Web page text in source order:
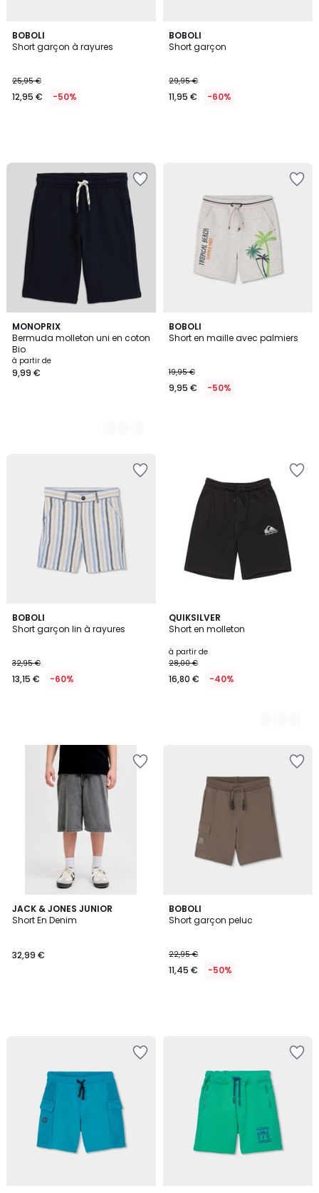
BOBOLI
Short garçon à rayures
25,95 €
12,95 € -50%
BOBOLI
Short garçon
29,95 €
11,95 € -60%
MONOPRIX
Bermuda molleton uni en coton
Bio
à partir de
9,99 €
4
Couleurs
BOBOLI
Short en maille avec palmiers
19,95 €
9,95 € -50%
BOBOLI
Short garçon lin à rayures
32,95 €
13,15 € -60%
QUIKSILVER
Short en molleton
à partir de
28,00 €
16,80 € -40%
4
Couleurs
JACK & JONES JUNIOR
Short En Denim
32,99 €
BOBOLI
Short garçon peluc
22,95 €
11,45 € -50%